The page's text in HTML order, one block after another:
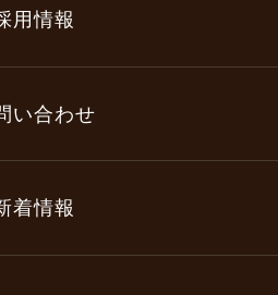
用情報
い合わせ
着情報